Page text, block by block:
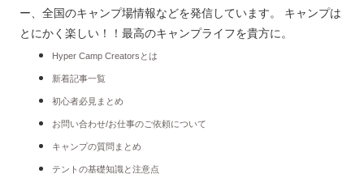
ー、全国のキャンプ場情報などを発信しています。 キャンプは
とにかく楽しい！！最高のキャンプライフを貴方に。
Hyper Camp Creatorsとは
新着記事一覧
初心者必見まとめ
お問い合わせ/お仕事のご依頼について
キャンプの質問まとめ
テントの基礎知識と注意点